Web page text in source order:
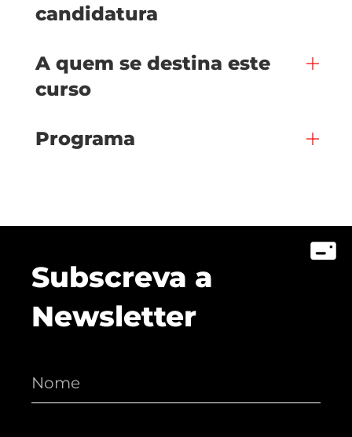
candidatura
A quem se destina este
curso
Programa
Subscreva a
Newsletter